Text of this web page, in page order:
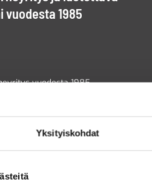
Yksityiskohdat
vuodesta 1985
vuodesta 1985.
ja liikennetuotteet,
ja opasteet, pääsynhallinnan
ja pyöräpysäköinnin ratkaisut
Voit tutustua
verkkokaupassamme!